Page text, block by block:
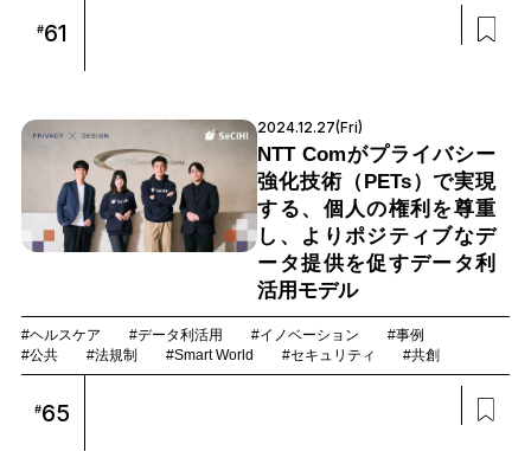
#61
2024.12.27(Fri)
NTT Comがプライバシー
強化技術（PETs）で実現
する、個人の権利を尊重
し、よりポジティブなデ
ータ提供を促すデータ利
活用モデル
#ヘルスケア #データ利活用 #イノベーション
#事例
#公共
#法規制 #Smart World #セキュリティ #共創
#65